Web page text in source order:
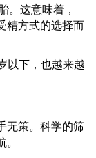
。这意味着，
精方式的选择而
无策。科学的筛